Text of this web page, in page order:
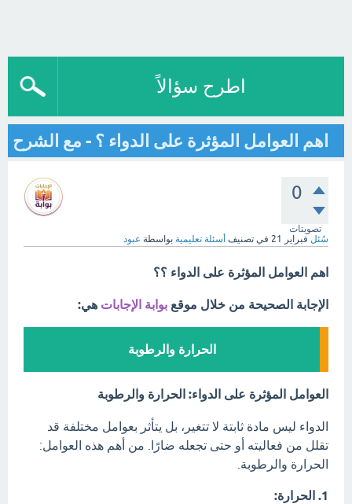
اطرح سؤالاً
اهم العوامل المؤثرة على الدواء ؟ - مع الشرح
0
تصويتات
سُئل فبراير 21 في تصنيف أسئلة تعليمية بواسطة عبود
اهم العوامل المؤثرة على الدواء ؟؟
الإجابة الصحيحة من خلال موقع بوابة الإجابات هي:
الحرارة والرطوبة
العوامل المؤثرة على الدواء: الحرارة والرطوبة
الدواء ليس مادة ثابتة لا تتغير، بل يتأثر بعوامل مختلفة قد
تقلل من فعاليته أو حتى تجعله ضارًا. من أهم هذه العوامل:
الحرارة والرطوبة.
1. الحرارة: